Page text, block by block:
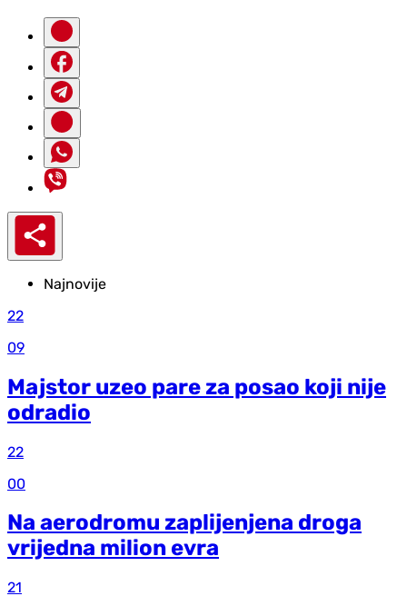
Najnovije
22
09
Majstor uzeo pare za posao koji nije
odradio
22
00
Na aerodromu zaplijenjena droga
vrijedna milion evra
21